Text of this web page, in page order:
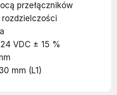
przełączników
VDC ± 15 %
mm (L1)